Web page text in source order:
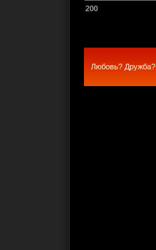
200
Любовь?